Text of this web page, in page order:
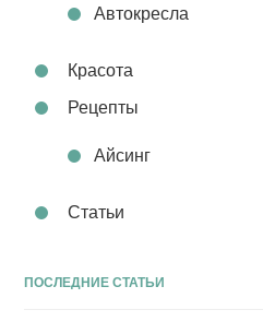
Автокресла
Красота
Рецепты
Айсинг
Статьи
ПОСЛЕДНИЕ СТАТЬИ